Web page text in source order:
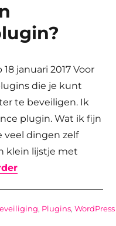
januari 2017 Voor
die je kunt
te beveiligen. Ik
plugin. Wat ik fijn
veel dingen zelf
klein lijstje met
“Gebruik jij een
, Plugins, WordPress